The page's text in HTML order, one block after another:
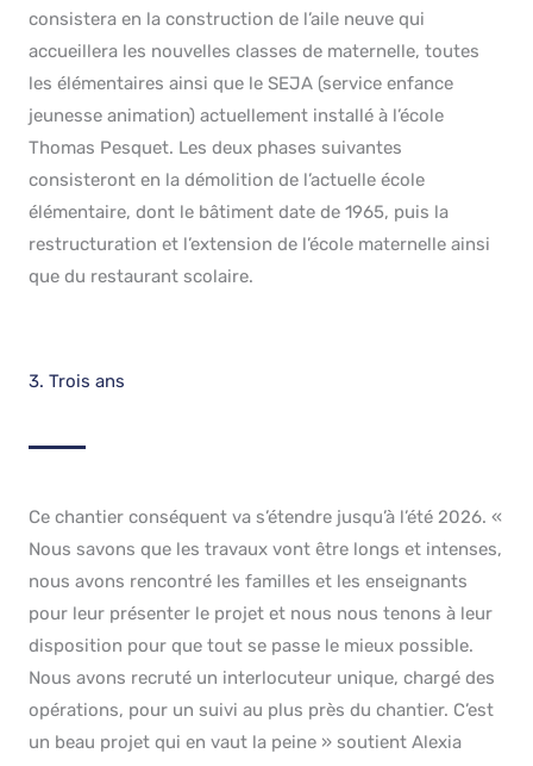
consistera en la construction de l’aile neuve qui
accueillera les nouvelles classes de maternelle, toutes
les élémentaires ainsi que le SEJA (service enfance
jeunesse animation) actuellement installé à l’école
Thomas Pesquet. Les deux phases suivantes
consisteront en la démolition de l’actuelle école
élémentaire, dont le bâtiment date de 1965, puis la
restructuration et l’extension de l’école maternelle ainsi
que du restaurant scolaire.
3. Trois ans
Ce chantier conséquent va s’étendre jusqu’à l’été 2026. «
Nous savons que les travaux vont être longs et intenses,
nous avons rencontré les familles et les enseignants
pour leur présenter le projet et nous nous tenons à leur
disposition pour que tout se passe le mieux possible.
Nous avons recruté un interlocuteur unique, chargé des
opérations, pour un suivi au plus près du chantier. C’est
un beau projet qui en vaut la peine » soutient Alexia